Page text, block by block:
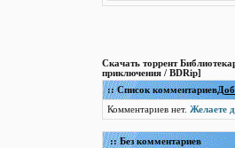
Скачать торрент
приключения / BDRip]
:: Список комментариев
Комментариев нет. Желаете
:: Без комментариев